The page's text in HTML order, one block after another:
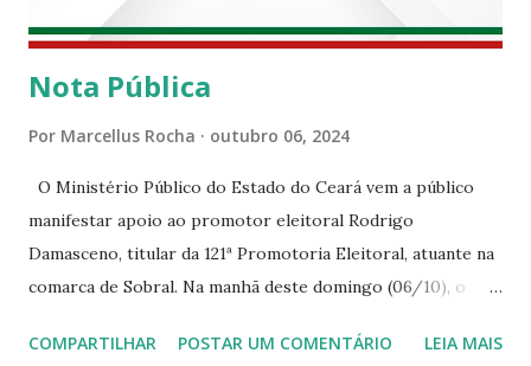
Nota Pública
Por Marcellus Rocha outubro 06, 2024
O Ministério Público do Estado do Ceará vem a público
manifestar apoio ao promotor eleitoral Rodrigo
Damasceno, titular da 121ª Promotoria Eleitoral, atuante na
comarca de Sobral. Na manhã deste domingo (06/10), o
integrava um grupo de apoiadores de um candidato a
COMPARTILHAR POSTAR UM COMENTÁRIO LEIA MAIS